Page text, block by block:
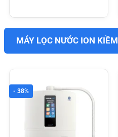
MÁY LỌC NƯỚC ION KIỀM
- 38%